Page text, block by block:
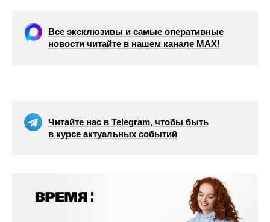
Все эксклюзивы и самые оперативные
новости читайте в нашем канале МАХ!
Читайте нас в Telegram, чтобы быть
в курсе актуальных событий